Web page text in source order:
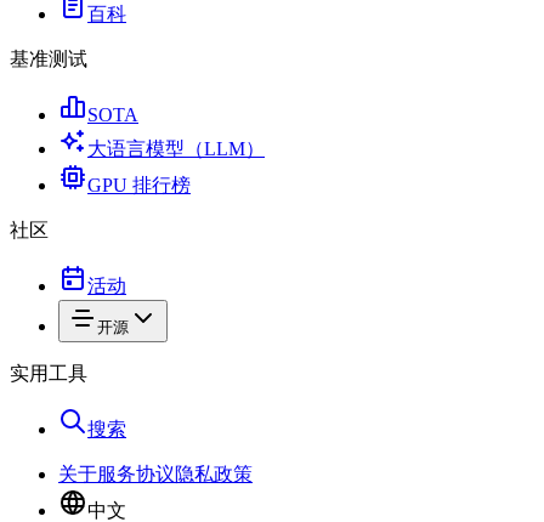
百科
基准测试
SOTA
大语言模型（LLM）
GPU 排行榜
社区
活动
开源
实用工具
搜索
关于服务协议隐私政策
中文